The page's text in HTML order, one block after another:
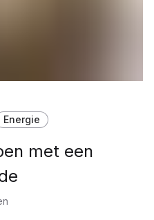
Energie
met een